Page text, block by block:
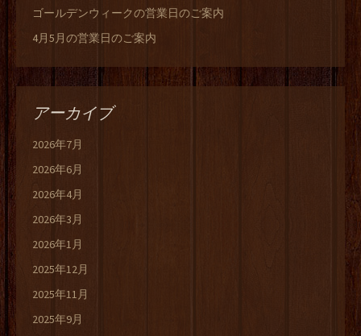
ゴールデンウィークの営業日のご案内
4月5月の営業日のご案内
アーカイブ
2026年7月
2026年6月
2026年4月
2026年3月
2026年1月
2025年12月
2025年11月
2025年9月